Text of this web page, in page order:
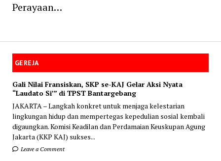
GEREJA
Gali Nilai Fransiskan, SKP se-KAJ Gelar Aksi Nyata
“Laudato Si’” di TPST Bantargebang
JAKARTA – Langkah konkret untuk menjaga kelestarian
lingkungan hidup dan mempertegas kepedulian sosial kembali
digaungkan. Komisi Keadilan dan Perdamaian Keuskupan Agung
Jakarta (KKP KAJ) sukses...
Leave a Comment
Perayaan…